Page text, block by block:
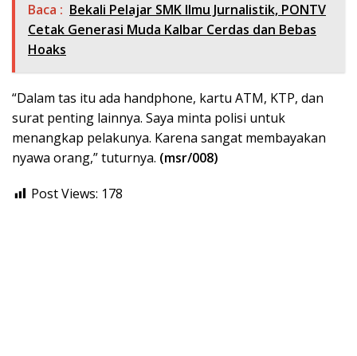
Baca : Bekali Pelajar SMK Ilmu Jurnalistik, PONTV
Cetak Generasi Muda Kalbar Cerdas dan Bebas
Hoaks
“Dalam tas itu ada handphone, kartu ATM, KTP, dan
surat penting lainnya. Saya minta polisi untuk
menangkap pelakunya. Karena sangat membayakan
nyawa orang,” tuturnya. (msr/008)
Post Views: 178